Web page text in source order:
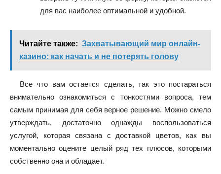
для вас наиболее оптимальной и удобной.
Читайте также: Захватывающий мир онлайн-
казино: как начать и не потерять голову
Все что вам остается сделать, так это постараться
внимательно ознакомиться с тонкостями вопроса, тем
самым принимая для себя верное решение. Можно смело
утверждать, достаточно однажды воспользоваться
услугой, которая связана с доставкой цветов, как вы
моментально оцените целый ряд тех плюсов, которыми
собственно она и обладает.